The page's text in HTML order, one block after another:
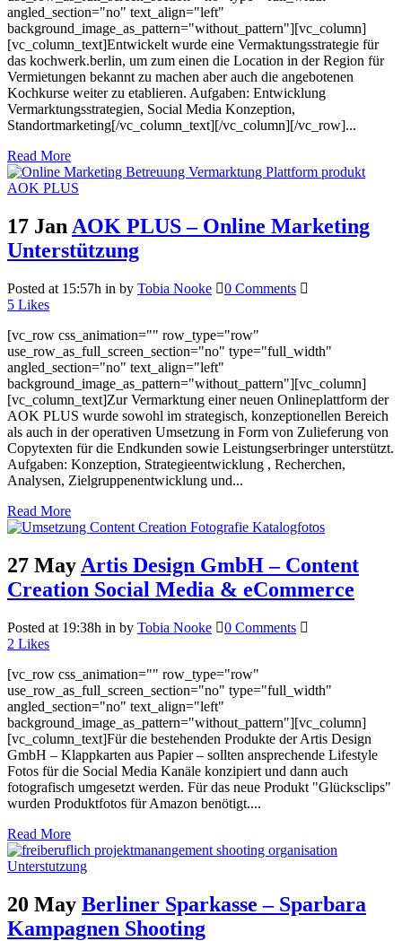
angled_section="no" text_align="left"
background_image_as_pattern="without_pattern"][vc_column]
[vc_column_text]Entwickelt wurde eine Vermaktungsstrategie für
das kochwerk.berlin, um zum einen die Location in der Region für
Vermietungen bekannt zu machen aber auch die angebotenen
Kochkurse weiter zu etablieren. Aufgaben: Entwicklung
Vermarktungsstrategien, Social Media Konzeption,
Standortmarketing[/vc_column_text][/vc_column][/vc_row]...
Read More
17 JanAOK PLUS – Online Marketing
Unterstützung
Posted at 15:57h in by Tobia Nooke
0 Comments
5 Likes
[vc_row css_animation="" row_type="row"
use_row_as_full_screen_section="no" type="full_width"
angled_section="no" text_align="left"
background_image_as_pattern="without_pattern"][vc_column]
[vc_column_text]Zur Vermarktung einer neuen Onlineplattform der
AOK PLUS wurde sowohl im strategisch, konzeptionellen Bereich
als auch in der operativen Umsetzung in Form von Zulieferung von
Copytexten für die Endkunden sowie Leistungserbringer unterstützt.
Aufgaben: Konzeption, Strategieentwicklung , Recherchen,
Analysen, Zielgruppenentwicklung und...
Read More
27 May Artis Design GmbH – Content
Creation Social Media & eCommerce
Posted at 19:38h in by Tobia Nooke
0 Comments
2 Likes
[vc_row css_animation="" row_type="row"
use_row_as_full_screen_section="no" type="full_width"
angled_section="no" text_align="left"
background_image_as_pattern="without_pattern"][vc_column]
[vc_column_text]Für die bestehenden Produkte der Artis Design
GmbH – Klappkarten aus Papier – sollten ansprechende Lifestyle
Fotos für die Social Media Kanäle konzipiert und dann auch
fotografisch umgesetzt werden. Für das neue Produkt "Glücksclips"
wurden Produktfotos für Amazon benötigt....
Read More
20 May Berliner Sparkasse – Sparbara
Kampagnen Shooting